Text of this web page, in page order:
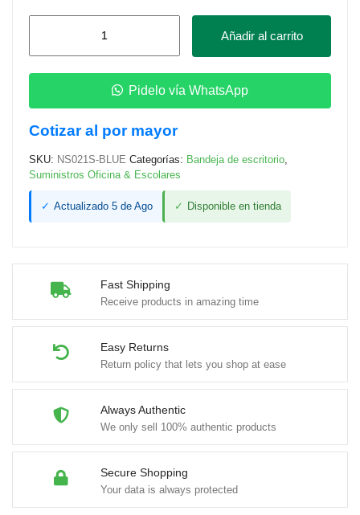
Fast Shipping
Receive products in amazing time
Easy Returns
Return policy that lets you shop at ease
Always Authentic
We only sell 100% authentic products
Secure Shopping
Your data is always protected
Pastel
Mate
Añadir al carrito
Pidelo vía WhatsApp
Cotizar al por mayor
SKU: NS021S-BLUE Categorías: Bandeja de escritorio
Suministros Oficina & Escolares
✓ Actualizado 5 de Ago ✓ Disponible en tienda